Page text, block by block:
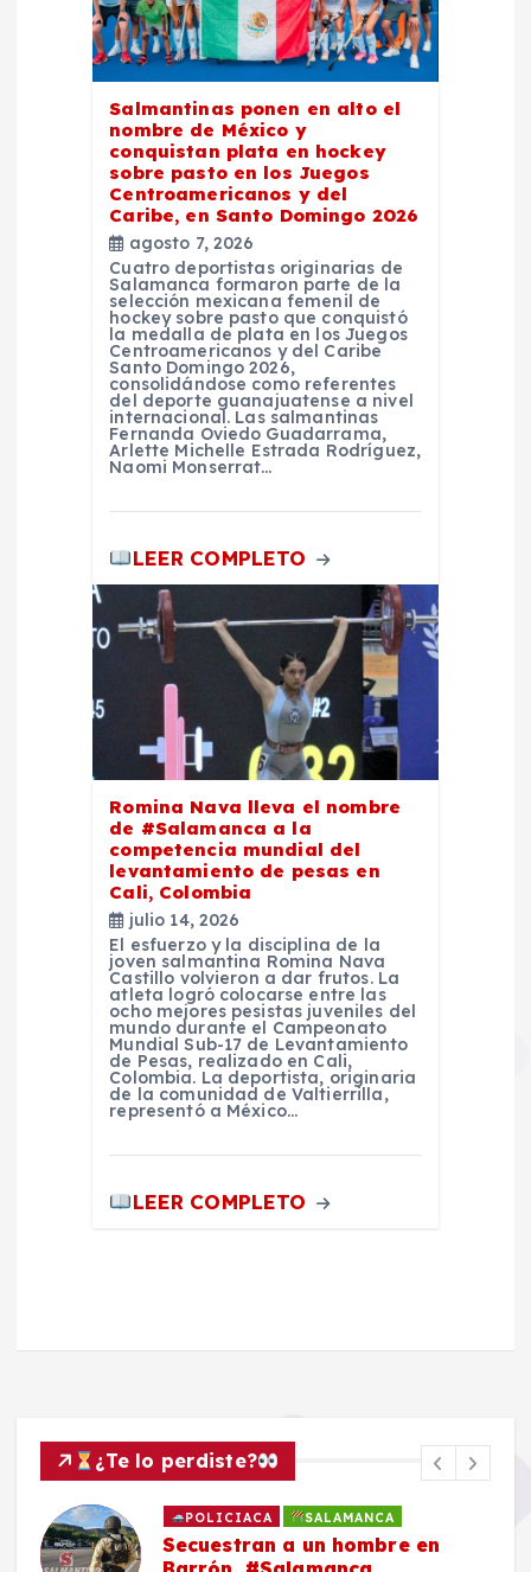
Salmantinas ponen en alto el
nombre de México y
conquistan plata en hockey
sobre pasto en los Juegos
Centroamericanos y del
Caribe, en Santo Domingo 2026
agosto 7, 2026
Cuatro deportistas originarias de
Salamanca formaron parte de la
selección mexicana femenil de
hockey sobre pasto que conquistó
la medalla de plata en los Juegos
Centroamericanos y del Caribe
Santo Domingo 2026,
consolidándose como referentes
del deporte guanajuatense a nivel
internacional. Las salmantinas
Fernanda Oviedo Guadarrama,
Arlette Michelle Estrada Rodríguez,
Naomi Monserrat…
LEER COMPLETO
Romina Nava lleva el nombre
de #Salamanca a la
competencia mundial del
levantamiento de pesas en
Cali, Colombia
julio 14, 2026
El esfuerzo y la disciplina de la
joven salmantina Romina Nava
Castillo volvieron a dar frutos. La
atleta logró colocarse entre las
ocho mejores pesistas juveniles del
mundo durante el Campeonato
Mundial Sub-17 de Levantamiento
de Pesas, realizado en Cali,
Colombia. La deportista, originaria
de la comunidad de Valtierrilla,
representó a México…
LEER COMPLETO
¿Te lo perdiste?
POLICIACA SALAMANCA
Secuestran a un hombre en